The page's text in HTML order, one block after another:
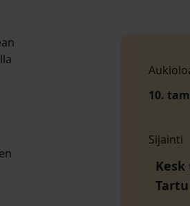
10.
Sijainti